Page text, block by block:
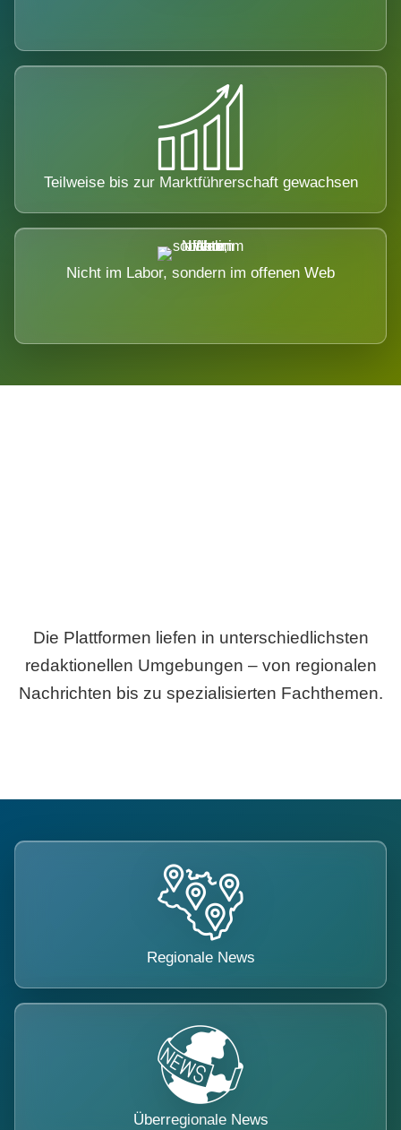
Teilweise bis zur Marktführerschaft gewachsen
Nicht im Labor, sondern im offenen Web
Die Plattformen liefen in unterschiedlichsten
redaktionellen Umgebungen – von regionalen
Nachrichten bis zu spezialisierten Fachthemen.
Regionale News
Überregionale News